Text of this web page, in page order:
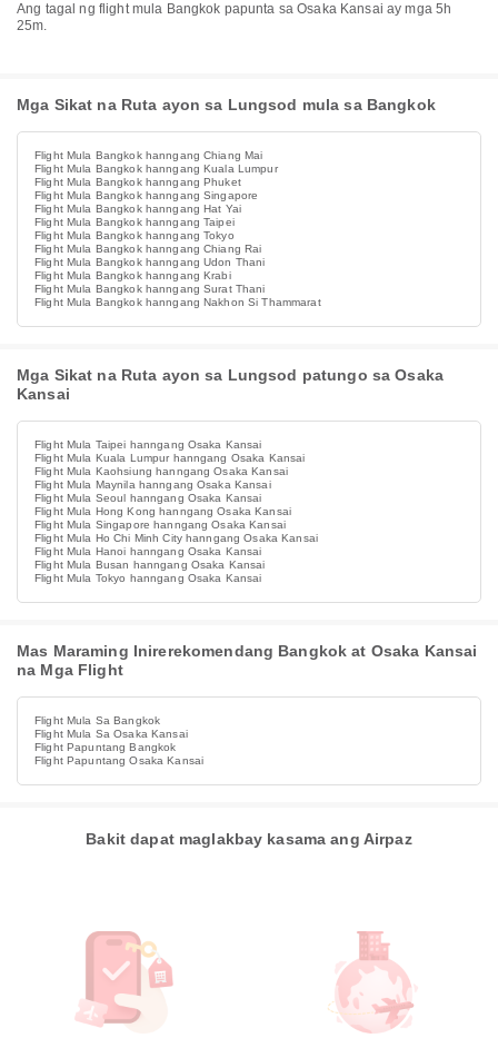
Ang tagal ng flight mula Bangkok papunta sa Osaka Kansai ay mga 5h
25m.
Mga Sikat na Ruta ayon sa Lungsod mula sa Bangkok
Flight Mula Bangkok hanngang Chiang Mai
Flight Mula Bangkok hanngang Kuala Lumpur
Flight Mula Bangkok hanngang Phuket
Flight Mula Bangkok hanngang Singapore
Flight Mula Bangkok hanngang Hat Yai
Flight Mula Bangkok hanngang Taipei
Flight Mula Bangkok hanngang Tokyo
Flight Mula Bangkok hanngang Chiang Rai
Flight Mula Bangkok hanngang Udon Thani
Flight Mula Bangkok hanngang Krabi
Flight Mula Bangkok hanngang Surat Thani
Flight Mula Bangkok hanngang Nakhon Si Thammarat
Mga Sikat na Ruta ayon sa Lungsod patungo sa Osaka
Kansai
Flight Mula Taipei hanngang Osaka Kansai
Flight Mula Kuala Lumpur hanngang Osaka Kansai
Flight Mula Kaohsiung hanngang Osaka Kansai
Flight Mula Maynila hanngang Osaka Kansai
Flight Mula Seoul hanngang Osaka Kansai
Flight Mula Hong Kong hanngang Osaka Kansai
Flight Mula Singapore hanngang Osaka Kansai
Flight Mula Ho Chi Minh City hanngang Osaka Kansai
Flight Mula Hanoi hanngang Osaka Kansai
Flight Mula Busan hanngang Osaka Kansai
Flight Mula Tokyo hanngang Osaka Kansai
Mas Maraming Inirerekomendang Bangkok at Osaka Kansai
na Mga Flight
Flight Mula Sa Bangkok
Flight Mula Sa Osaka Kansai
Flight Papuntang Bangkok
Flight Papuntang Osaka Kansai
Bakit dapat maglakbay kasama ang Airpaz